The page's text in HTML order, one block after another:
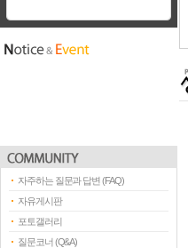
자주하는 질문과 답변 (FAQ)
자유게시판
포토갤러리
질문코너 (Q&A)